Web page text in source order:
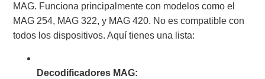
MAG. Funciona principalmente con modelos como el
MAG 254, MAG 322, y MAG 420. No es compatible con
todos los dispositivos. Aquí tienes una lista:
Decodificadores MAG: